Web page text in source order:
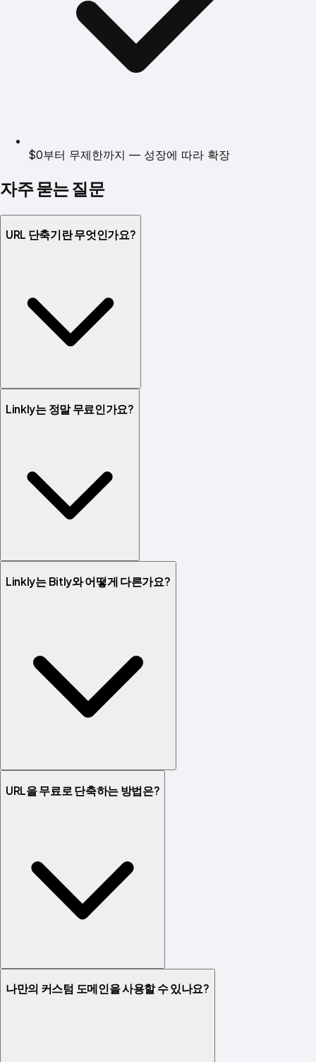
$0부터 무제한까지 — 성장에 따라 확장
자주 묻는 질문
URL 단축기란 무엇인가요?
Linkly는 정말 무료인가요?
Linkly는 Bitly와 어떻게 다른가요?
URL을 무료로 단축하는 방법은?
나만의 커스텀 도메인을 사용할 수 있나요?